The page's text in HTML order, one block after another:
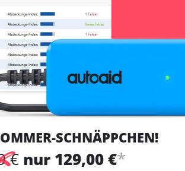
SCHNÄPPCHEN!
€ nur 129,00 €*